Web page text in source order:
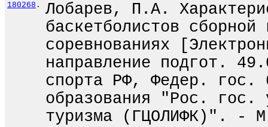
180268 .
Лобарев, П.А.
баскетболистов
соревнованиях
направление подгот.
спорта РФ, Федер. гос.
образования "Рос. гос.
туризма (ГЦОЛИФК)". -